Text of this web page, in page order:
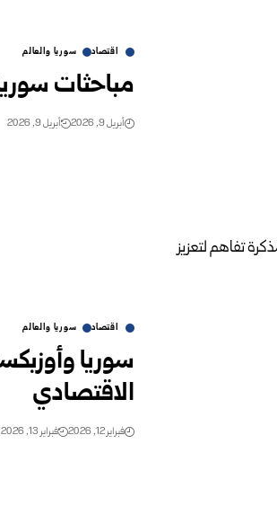
اقتصاد سوريا والعالم
مباحثات
أبريل 9, 2026 أبريل 9, 2026
اقتصاد سوريا والعالم
سوريا
الاقتصادي
فبراير 12, 2026 فبراير 13, 2026